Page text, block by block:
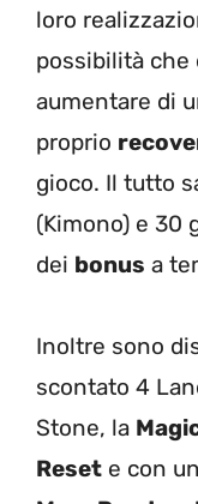
loro
possibilità che
aumentare di
proprio
gioco. Il tutto
(Kimono) e 30
dei bonus a
Inoltre sono
scontato 4
Stone, la
Reset e con